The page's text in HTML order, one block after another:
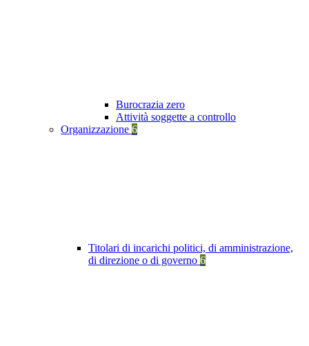
Burocrazia zero
Attività soggette a controllo
Organizzazione 6
Titolari di incarichi politici, di amministrazione,
di direzione o di governo 6